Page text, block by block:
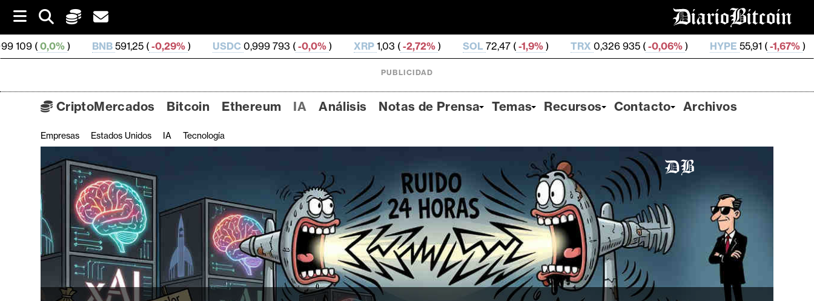
i
p
t
BNB 591,25 ( -0,29%) USDC0,999 793 (-0,0%) XRP1,03 (-2,72%) SOL72,47 (-1,9%) TRX 0,326 935 ( -0,06%) HYPE55,91 (-1,67%) DOGE0,068
C
i
t
o
M
e
c
PUBLICIDAD
CriptoMercados Bitcoin Ethereum IA Análisis Notas de Prensa Temas Recursos Contacto Archivos
Empresas Estados Unidos IA Tecnología